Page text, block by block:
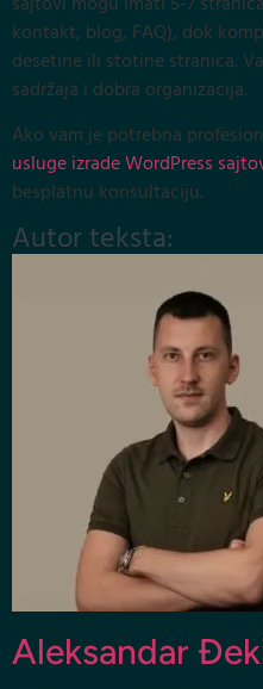
kontakt, blog, FAQ), dok
desetine ili stotine stranica.
sadržaja i dobra organizacija.
Ako vam je potrebna
usluge izrade WordPress
besplatnu konsultaciju.
Autor teksta:
Aleksandar